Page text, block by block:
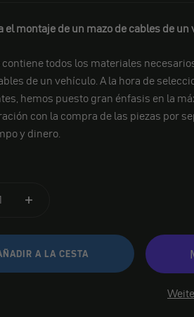
el montaje de un mazo de cables de un
contiene todos los materiales
de un vehículo. A la hora de
hemos puesto gran énfasis en la
con la compra de las piezas por
y dinero.
A LA CESTA